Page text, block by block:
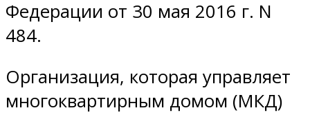
Федерации от 30 мая 2016 г. N
484.
Организация, которая управляет
многоквартирным домом (МКД)